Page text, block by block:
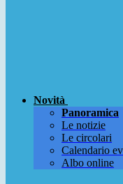
Novità
Panoramica
Le notizie
Le circolari
Calendario
Albo online